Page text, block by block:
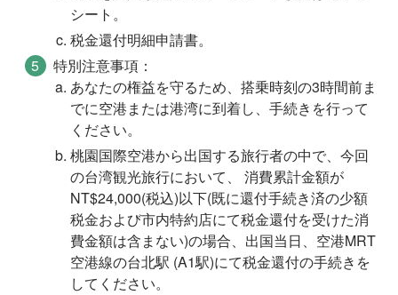
シート。
税金還付明細申請書。
特別注意事項：
あなたの権益を守るため、搭乗時刻の3時間前ま
でに空港または港湾に到着し、手続きを行って
ください。
桃園国際空港から出国する旅行者の中で、今回
の台湾観光旅行において、 消費累計金額が
NT$24,000(税込)以下(既に還付手続き済の少額
税金および市内特約店にて税金還付を受けた消
費金額は含まない)の場合、出国当日、空港MRT
空港線の台北駅 (A1駅)にて税金還付の手続きを
してください。